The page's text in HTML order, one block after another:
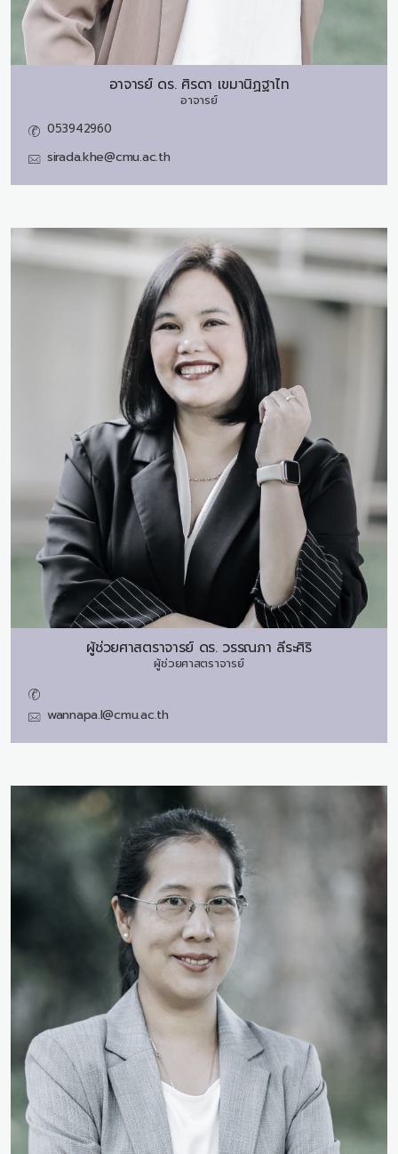
อาจารย์ ดร. ศิรดา เขมานิฏฐาไท
อาจารย์
053942960
sirada.khe@cmu.ac.th
ผู้ช่วยศาสตราจารย์ ดร. วรรณภา ลีระศิริ
ผู้ช่วยศาสตราจารย์
wannapa.l@cmu.ac.th